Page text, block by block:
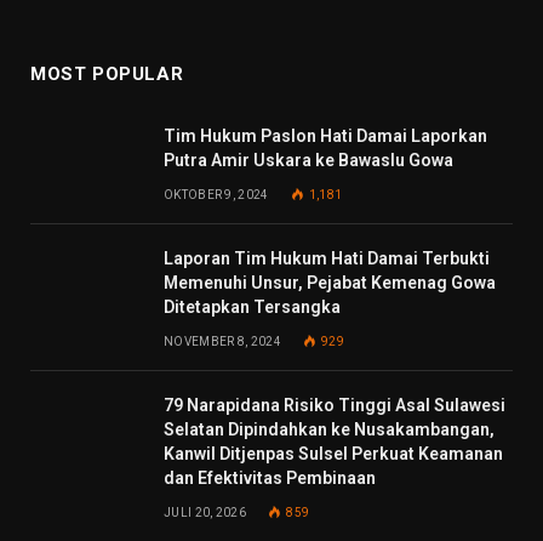
MOST POPULAR
Tim Hukum Paslon Hati Damai Laporkan
Putra Amir Uskara ke Bawaslu Gowa
OKTOBER 9, 2024 1,181
Laporan Tim Hukum Hati Damai Terbukti
Memenuhi Unsur, Pejabat Kemenag Gowa
Ditetapkan Tersangka
NOVEMBER 8, 2024 929
79 Narapidana Risiko Tinggi Asal Sulawesi
Selatan Dipindahkan ke Nusakambangan,
Kanwil Ditjenpas Sulsel Perkuat Keamanan
dan Efektivitas Pembinaan
JULI 20, 2026 859